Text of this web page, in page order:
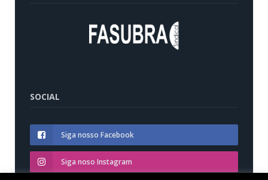
SOCIAL
Siga nosso Facebook
Siga noso Instagram